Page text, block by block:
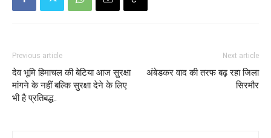
Previous article
देव भूमि हिमाचल की बेटिया आज सुरक्षा
मांगने के नहीं बल्कि सुरक्षा देने के लिए
भी है प्रतिबद्ध..
Next article
अंबेडकर वाद की तरफ बढ़ रहा जिला
सिरमौर